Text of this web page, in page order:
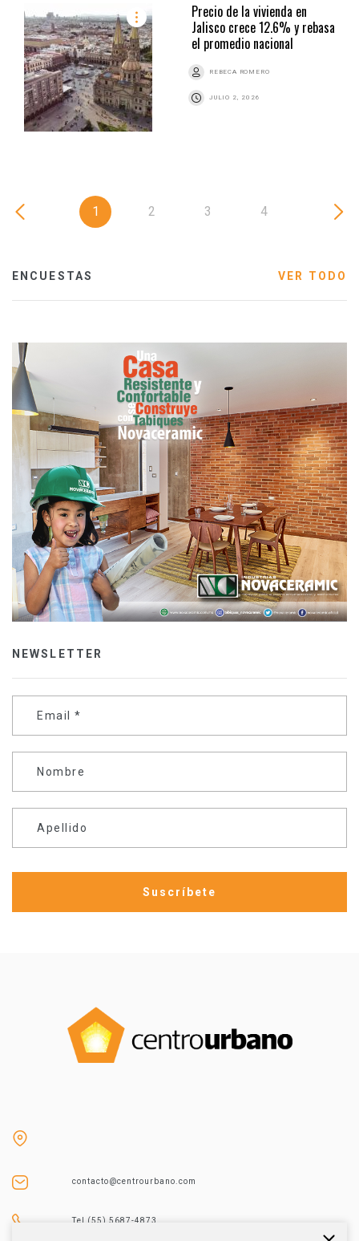
Precio de la vivienda en
Jalisco crece 12.6% y rebasa
el promedio nacional
REBECA ROMERO
JULIO 2, 2026
1 2 3 4
ENCUESTAS VER TODO
NEWSLETTER
Email *
Nombre
Apellido
contacto@centrourbano.com
Tel (55) 5687-4873